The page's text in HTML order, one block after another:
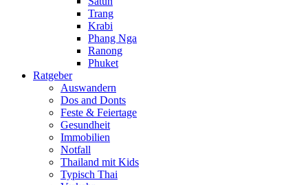
Trang
Krabi
Phang Nga
Ranong
Phuket
Ratgeber
Auswandern
Dos and Donts
Feste & Feiertage
Gesundheit
Immobilien
Notfall
Thailand mit Kids
Typisch Thai